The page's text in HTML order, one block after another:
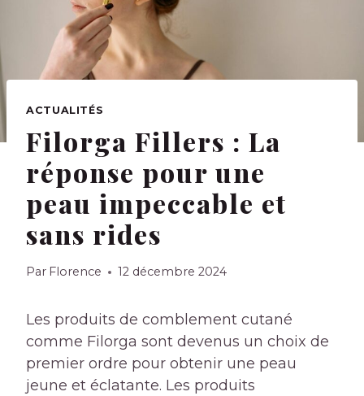
ACTUALITÉS
Filorga Fillers : La
réponse pour une
peau impeccable et
sans rides
Par Florence 12 décembre 2024
Les produits de comblement cutané
comme Filorga sont devenus un choix de
premier ordre pour obtenir une peau
jeune et éclatante. Les produits